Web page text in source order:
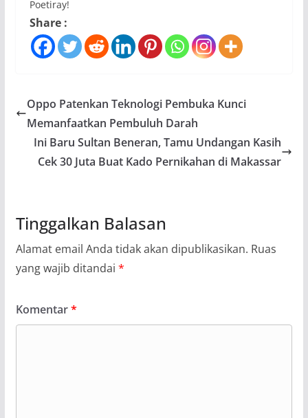
Poetiray!
Share :
Oppo Patenkan Teknologi Pembuka Kunci
Memanfaatkan Pembuluh Darah
Ini Baru Sultan Beneran, Tamu Undangan Kasih
Cek 30 Juta Buat Kado Pernikahan di Makassar
Tinggalkan Balasan
Alamat email Anda tidak akan dipublikasikan. Ruas
yang wajib ditandai *
Komentar*